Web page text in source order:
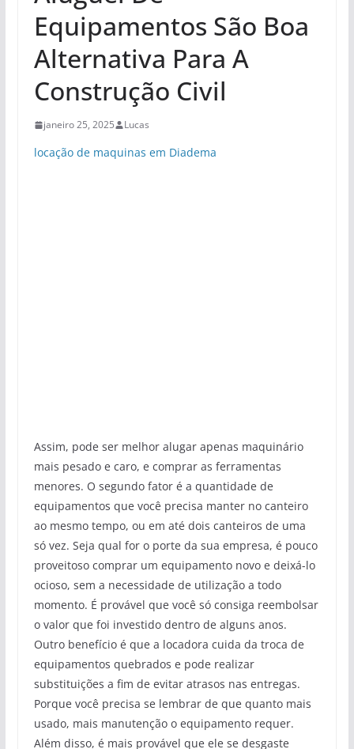
Equipamentos São Boa
Alternativa Para A
Construção Civil
janeiro 25, 2025 Lucas
locação de maquinas em Diadema
Assim, pode ser melhor alugar apenas maquinário
mais pesado e caro, e comprar as ferramentas
menores. O segundo fator é a quantidade de
equipamentos que você precisa manter no canteiro
ao mesmo tempo, ou em até dois canteiros de uma
só vez. Seja qual for o porte da sua empresa, é pouco
proveitoso comprar um equipamento novo e deixá-lo
ocioso, sem a necessidade de utilização a todo
momento. É provável que você só consiga reembolsar
o valor que foi investido dentro de alguns anos.
Outro benefício é que a locadora cuida da troca de
equipamentos quebrados e pode realizar
substituições a fim de evitar atrasos nas entregas.
Porque você precisa se lembrar de que quanto mais
usado, mais manutenção o equipamento requer.
Além disso, é mais provável que ele se desgaste